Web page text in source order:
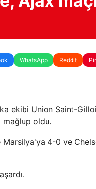
WhatsApp Reddit
ekibi Union Saint-
mağlup oldu.
4-0 ve